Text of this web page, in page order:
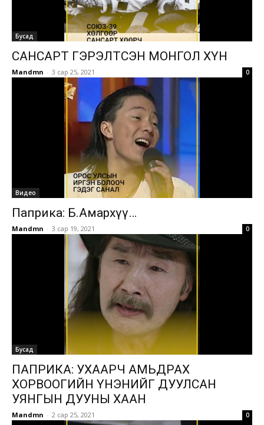
Бусад
САНСАРТ ГЭРЭЛТСЭН МОНГОЛ ХҮН
Mandmn - 3 сар 25, 2021 0
Видео
Паприка: Б.Амархүү…
Mandmn - 3 сар 19, 2021 0
Бусад
ПАПРИКА: УХААРЧ АМЬДРАХ
ХОРВООГИЙН ҮНЭНИЙГ ДУУЛСАН
УЯНГЫН ДУУНЫ ХААН
Mandmn - 2 сар 25, 2021 0